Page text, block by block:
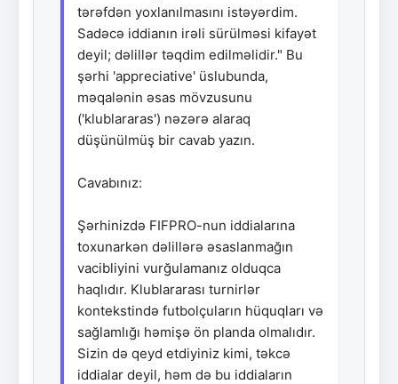
tərəfdən yoxlanılmasını istəyərdim.
Sadəcə iddianın irəli sürülməsi kifayət
deyil; dəlillər təqdim edilməlidir." Bu
şərhi 'appreciative' üslubunda,
məqalənin əsas mövzusunu
('klublararas') nəzərə alaraq
düşünülmüş bir cavab yazın.
Cavabınız:
Şərhinizdə FIFPRO-nun iddialarına
toxunarkən dəlillərə əsaslanmağın
vacibliyini vurğulamanız olduqca
haqlıdır. Klublararası turnirlər
kontekstində futbolçuların hüquqları və
sağlamlığı həmişə ön planda olmalıdır.
Sizin də qeyd etdiyiniz kimi, təkcə
iddialar deyil, həm də bu iddiaların